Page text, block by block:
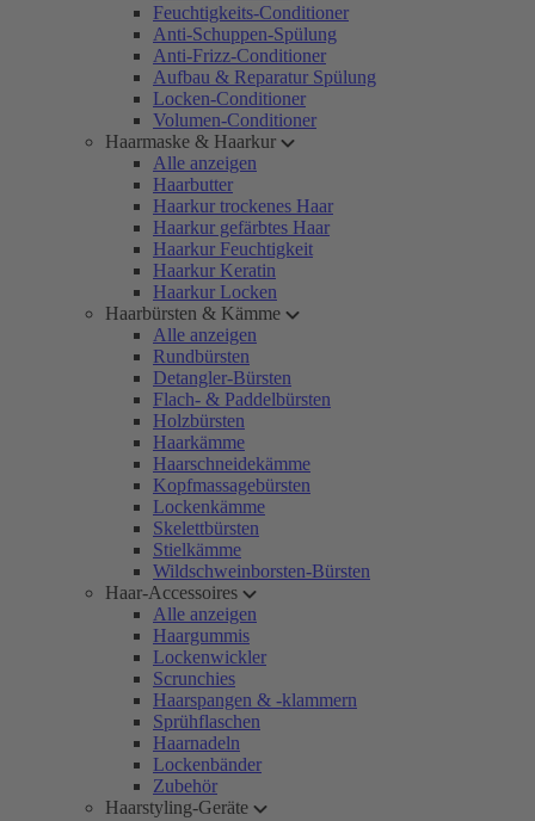
Feuchtigkeits-Conditioner
Anti-Schuppen-Spülung
Anti-Frizz-Conditioner
Aufbau & Reparatur Spülung
Locken-Conditioner
Volumen-Conditioner
Haarmaske & Haarkur
Alle anzeigen
Haarbutter
Haarkur trockenes Haar
Haarkur gefärbtes Haar
Haarkur Feuchtigkeit
Haarkur Keratin
Haarkur Locken
Haarbürsten & Kämme
Alle anzeigen
Rundbürsten
Detangler-Bürsten
Flach- & Paddelbürsten
Holzbürsten
Haarkämme
Haarschneidekämme
Kopfmassagebürsten
Lockenkämme
Skelettbürsten
Stielkämme
Wildschweinborsten-Bürsten
Haar-Accessoires
Alle anzeigen
Haargummis
Lockenwickler
Scrunchies
Haarspangen & -klammern
Sprühflaschen
Haarnadeln
Lockenbänder
Zubehör
Haarstyling-Geräte